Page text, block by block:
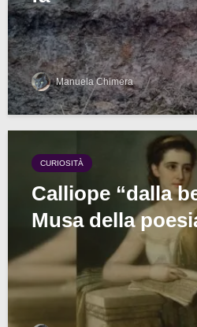
Manuela Chimera
CURIOSITÀ
Calliope “dalla
Musa della